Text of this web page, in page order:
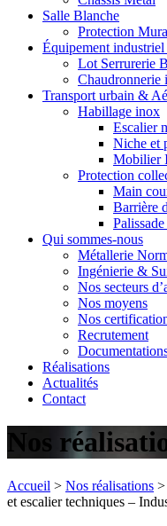
Salle Blanche
Protection
Équipement industriel
Lot Serrurerie
Chaudronnerie
Transport urbain &
Habillage inox
Escalier
Niche et
Mobilier
Protection
Main
Barrière
Qui sommes-nous
Métallerie
Ingénierie &
Nos secteurs
Nos moyens
Nos
Recrutement
Réalisations
Actualités
Contact
Nos
Accueil > Nos réalisations >
et escalier techniques –